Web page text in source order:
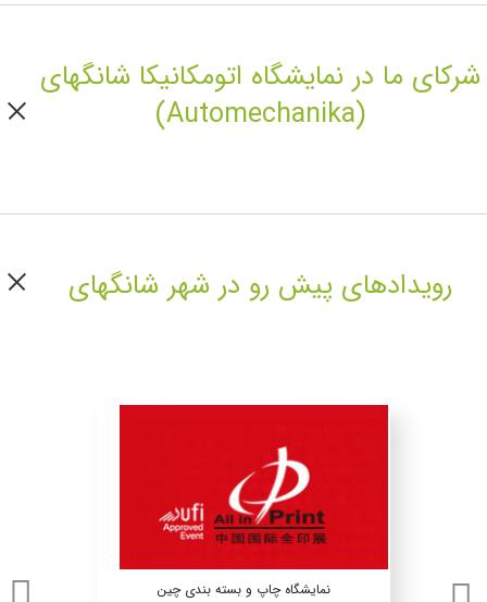
شرکای ما در نمایشگاه اتومکانیکا شانگهای
(Automechanika)
رویداد‌های پیش رو در شهر شانگهای
نمایشگاه چاپ و بسته بندی چین